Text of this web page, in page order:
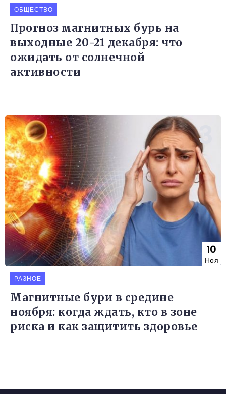
ОБЩЕСТВО
Прогноз магнитных бурь на
выходные 20-21 декабря: что
ожидать от солнечной
активности
10
Ноя
РАЗНОЕ
Магнитные бури в средине
ноября: когда ждать, кто в зоне
риска и как защитить здоровье